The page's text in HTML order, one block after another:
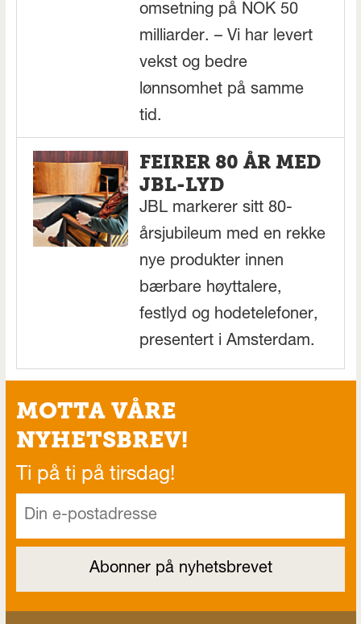
omsetning på NOK 50
milliarder. – Vi har levert
vekst og bedre
lønnsomhet på samme
tid.
FEIRER 80 ÅR MED
JBL-LYD
JBL markerer sitt 80-
årsjubileum med en rekke
nye produkter innen
bærbare høyttalere,
festlyd og hodetelefoner,
presentert i Amsterdam.
MOTTA VÅRE
NYHETSBREV!
Ti på ti på tirsdag!